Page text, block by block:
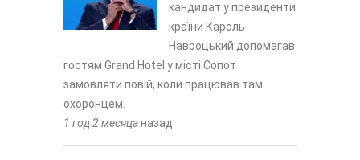
кандидат у президенти
країни Кароль
Навроцький допомагав
гостям Grand Hotel у місті Сопот
замовляти повій, коли працював там
охоронцем.
1 год 2 месяцаназад